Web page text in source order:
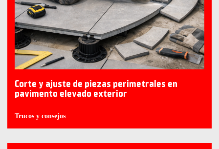
Corte y ajuste de piezas perimetrales en
pavimento elevado exterior
Trucos y consejos